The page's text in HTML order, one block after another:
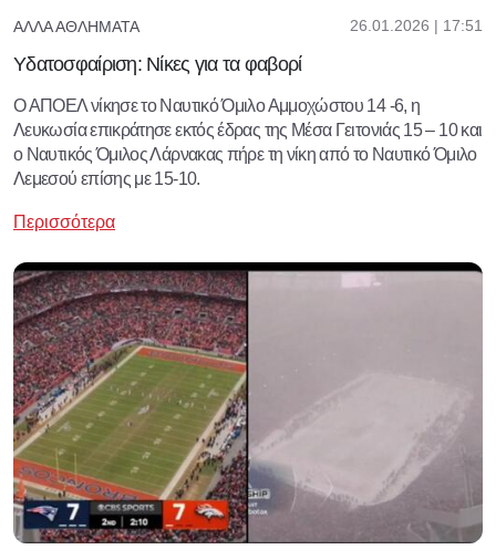
ΆΛΛΑ ΑΘΛΉΜΑΤΑ 26.01.2026 | 17:51
Υδατοσφαίριση: Νίκες για τα φαβορί
Ο ΑΠΟΕΛ νίκησε το Ναυτικό Όμιλο Αμμοχώστου 14 -6, η
Λευκωσία επικράτησε εκτός έδρας της Μέσα Γειτονιάς 15 – 10 και
ο Ναυτικός Όμιλος Λάρνακας πήρε τη νίκη από το Ναυτικό Όμιλο
Λεμεσού επίσης με 15-10.
Περισσότερα